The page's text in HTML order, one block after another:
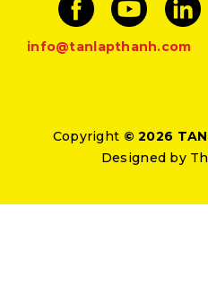
info@tanlapthanh.com
Copyright © 2026
Designed by